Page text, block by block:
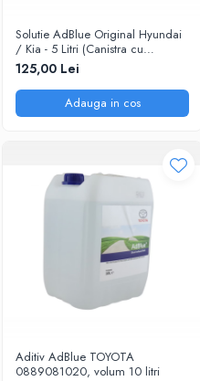
Solutie AdBlue Original Hyundai
/ Kia - 5 Litri (Canistra cu
Picurator)
125,00 Lei
Adauga in cos
Aditiv AdBlue TOYOTA
0889081020, volum 10 litri